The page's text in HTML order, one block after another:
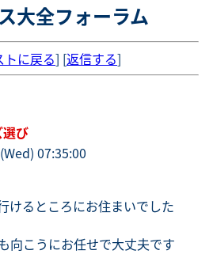
大全フォーラム
に戻る] [返信する]
び
07:35:00
けるところにお住まいでした
向こうにお任せで大丈夫です